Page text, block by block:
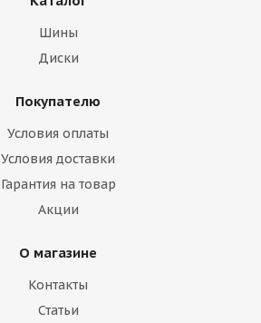
Шины
Диски
Покупателю
Условия оплаты
Условия доставки
Гарантия на товар
Акции
О магазине
Контакты
Статьи